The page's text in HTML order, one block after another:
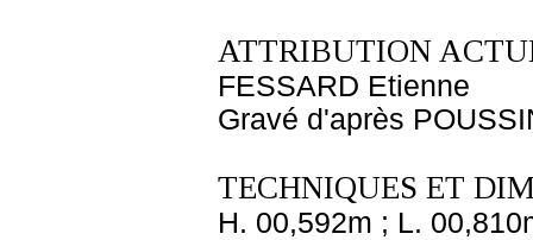
ATTRIBUTION
FESSARD Etienne
Gravé d'après
TECHNIQUES ET
H. 00,592m ; L.